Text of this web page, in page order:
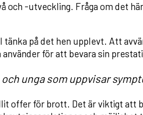
och -utveckling. Fråga om det
på det hen upplevt. Att
för att bevara sin
unga som uppvisar
offer för brott. Det är viktigt att